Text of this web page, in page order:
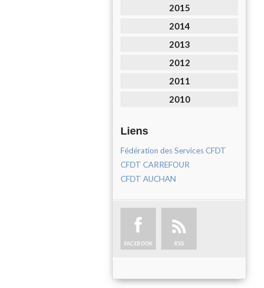
2015
2014
2013
2012
2011
2010
Liens
Fédération des Services CFDT
CFDT CARREFOUR
CFDT AUCHAN
FACEBOOK RSS